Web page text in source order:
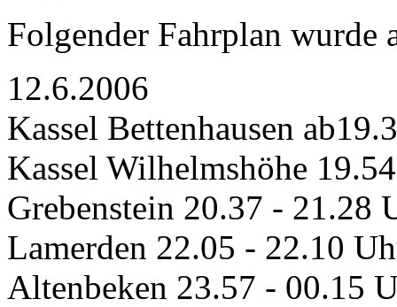
Folgender Fahrplan wurde
12.6.2006
Kassel Bettenhausen
Kassel Wilhelmshöhe
Grebenstein 20.37 - 21.28
Lamerden 22.05 - 22.10
Altenbeken 23.57 - 00.15